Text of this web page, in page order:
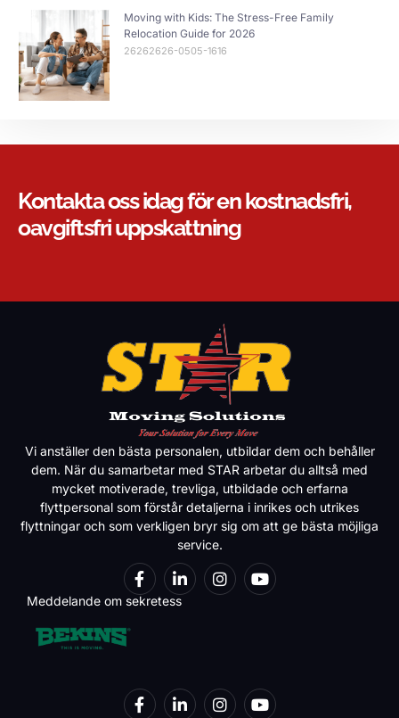
Moving with Kids: The Stress-Free Family
Relocation Guide for 2026
26262626-0505-1616
Kontakta oss idag för en kostnadsfri,
oavgiftsfri uppskattning
Vi anställer den bästa personalen, utbildar dem och behåller
dem. När du samarbetar med STAR arbetar du alltså med
mycket motiverade, trevliga, utbildade och erfarna
flyttpersonal som förstår detaljerna i inrikes och utrikes
flyttningar och som verkligen bryr sig om att ge bästa möjliga
service.
Meddelande om sekretess